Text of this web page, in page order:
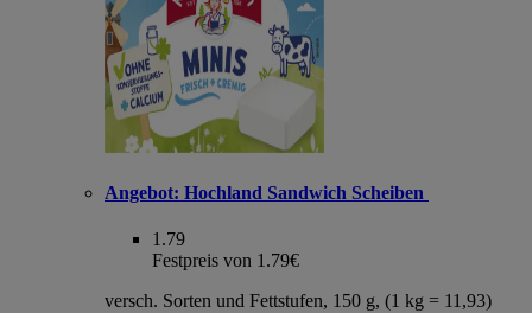
Angebot: Hochland Sandwich Scheiben
1.79
Festpreis von 1.79€
versch. Sorten und Fettstufen, 150 g, (1 kg = 11,93)